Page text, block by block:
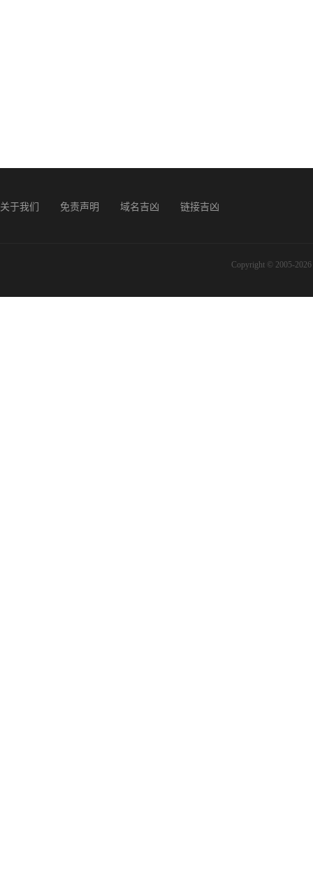
关于我们 免责声明 域名吉凶 链接吉凶
Copyright © 2005-